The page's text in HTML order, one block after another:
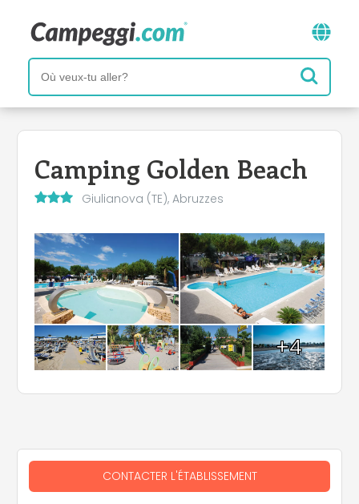
Camping Golden Beach
Giulianova (TE), Abruzzes
+4
CONTACTER L'ÉTABLISSEMENT